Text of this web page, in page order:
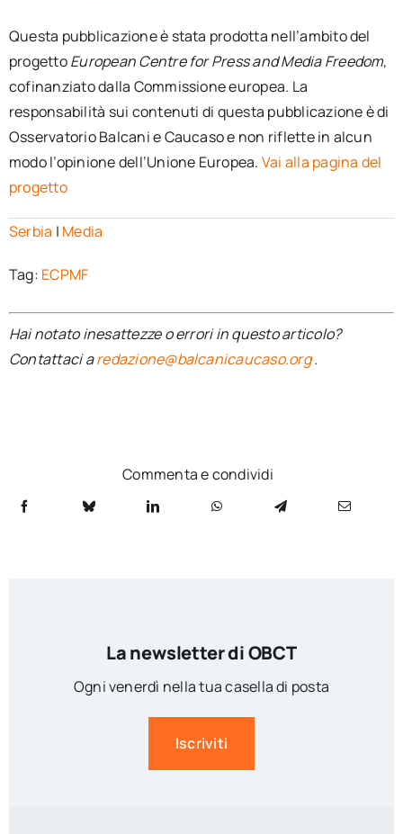
Questa pubblicazione è stata prodotta nell’ambito del
progettoEuropean Centre for Press and Media Freedom,
cofinanziato dalla Commissione europea. La
responsabilità sui contenuti di questa pubblicazione è di
Osservatorio Balcani e Caucaso e non riflette in alcun
modo l’opinione dell’Unione Europea. Vai alla pagina del
progetto
Serbia | Media
Tag: ECPMF
Hai notato inesattezze o errori in questo articolo?
Contattaci aredazione@balcanicaucaso.org.
Commenta e condividi
La newsletter di OBCT
Ogni venerdì nella tua casella di posta
Iscriviti